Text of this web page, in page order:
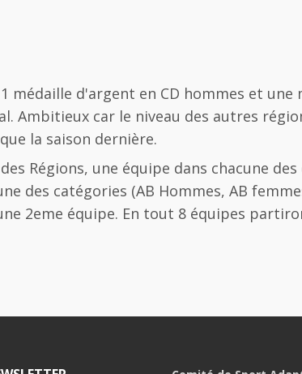
médaille d'argent en CD hommes et une
Ambitieux car le niveau des autres
la saison dernière.
Régions, une équipe dans chacune
des catégories (AB Hommes, AB
2eme équipe. En tout 8 équipes